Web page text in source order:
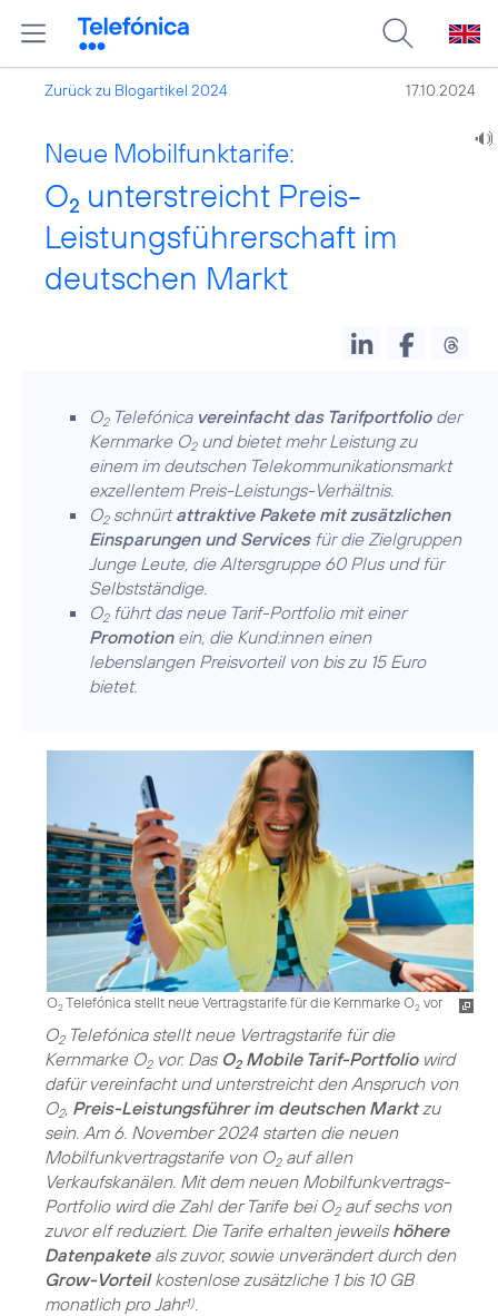
Zurück zu Blogartikel 2024 17.10.2024
Neue Mobilfunktarife:
O2 unterstreicht Preis-
Leistungsführerschaft im
deutschen Markt
O2Telefónica vereinfacht das Tarifportfolioder
Kernmarke O2und bietet mehr Leistung zu
einem im deutschen Telekommunikationsmarkt
exzellentem Preis-Leistungs-Verhältnis.
O2schnürtattraktive Pakete mit zusätzlichen
Einsparungen und Servicesfür die Zielgruppen
Junge Leute, die Altersgruppe 60 Plus und für
Selbstständige.
O2führt das neue Tarif-Portfolio mit einer
Promotionein, die Kund:innen einen
lebenslangen Preisvorteil von bis zu 15 Euro
bietet.
O2Telefónica stellt neue Vertragstarife für die Kernmarke O2 vor
O2Telefónica stellt neue Vertragstarife für die
Kernmarke O2vor. Das O2Mobile Tarif-Portfoliowird
dafür vereinfacht und unterstreicht den Anspruch von
O2, Preis-Leistungsführer im deutschen Marktzu
sein. Am 6. November 2024 starten die neuen
Mobilfunkvertragstarife von O2auf allen
Verkaufskanälen. Mit dem neuen Mobilfunkvertrags-
Portfolio wird die Zahl der Tarife bei O2auf sechs von
zuvor elf reduziert. Die Tarife erhalten jeweils höhere
Datenpaketeals zuvor, sowie unverändert durch den
Grow-Vorteilkostenlose zusätzliche 1 bis 10 GB
monatlich pro Jahr1)